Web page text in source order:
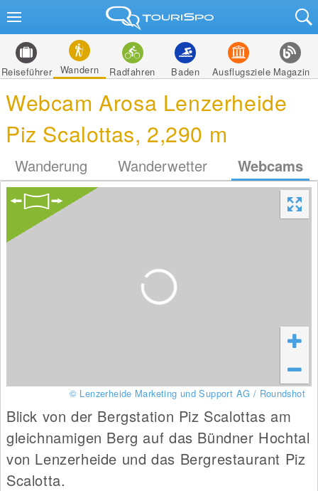
Reiseführer Wandern Radfahren Baden Ausflugsziele Magazin
Webcam Arosa Lenzerheide
Piz Scalottas, 2,290 m
Wanderung Wanderwetter Webcams
© Lenzerheide Marketing und Support AG / Roundshot
Blick von der Bergstation Piz Scalottas am
gleichnamigen Berg auf das Bündner Hochtal
von Lenzerheide und das Bergrestaurant Piz
Scalotta.